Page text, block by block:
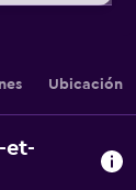
Ubicación
et-